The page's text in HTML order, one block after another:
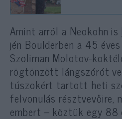
Amint arról a Neokohn is
jén Boulderben a 45
Szoliman Molotov-
rögtönzött lángszórót
túszokért tartott heti
felvonulás résztvevőire,
embert – köztük egy 88